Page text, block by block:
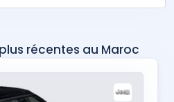
récentes au Maroc